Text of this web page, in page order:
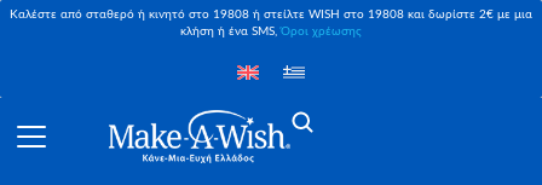
Καλέστε από σταθερό ή κινητό στο 19808 ή στείλτε WISH στο 19808 και δωρίστε 2€ με μια
κλήση ή ένα SMS,Όροι χρέωσης